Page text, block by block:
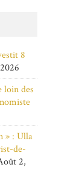
8
loin des
» : Ulla
de-
2,